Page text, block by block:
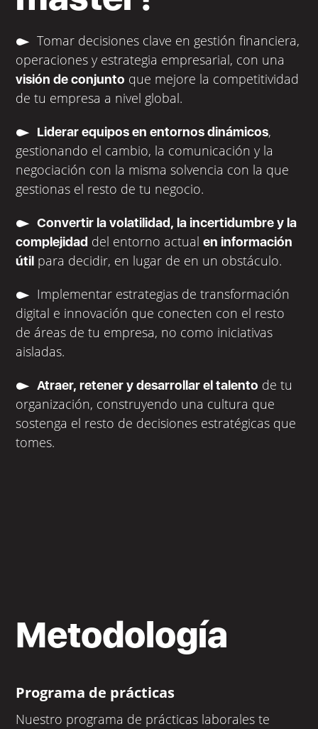
Tomar decisiones clave en gestión financiera,
operaciones y estrategia empresarial, con una
visión de conjunto que mejore la competitividad
de tu empresa a nivel global.
Liderar equipos en entornos dinámicos,
gestionando el cambio, la comunicación y la
negociación con la misma solvencia con la que
gestionas el resto de tu negocio.
Convertir la volatilidad, la incertidumbre y la
complejidad del entorno actualen información
útil para decidir, en lugar de en un obstáculo.
Implementar estrategias de transformación
digital e innovación que conecten con el resto
de áreas de tu empresa, no como iniciativas
aisladas.
Atraer, retener y desarrollar el talento de tu
organización, construyendo una cultura que
sostenga el resto de decisiones estratégicas que
tomes.
Metodología
Programa de prácticas
Nuestro programa de prácticas laborales te